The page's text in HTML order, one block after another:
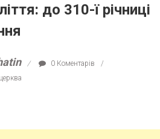
до 310-ї річниці
0 Коментарів
церква